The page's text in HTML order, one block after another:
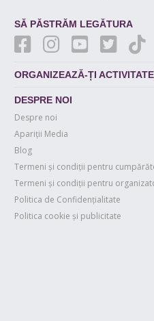
SĂ PĂSTRĂM LEGĂTURA
ORGANIZEAZĂ-ȚI
DESPRE NOI
Despre noi
Apariții Media
Blog
Termeni și condiții pentru
Termeni și condiții pentru
Politica de Confidențialitate
Politica cookie și publicitate